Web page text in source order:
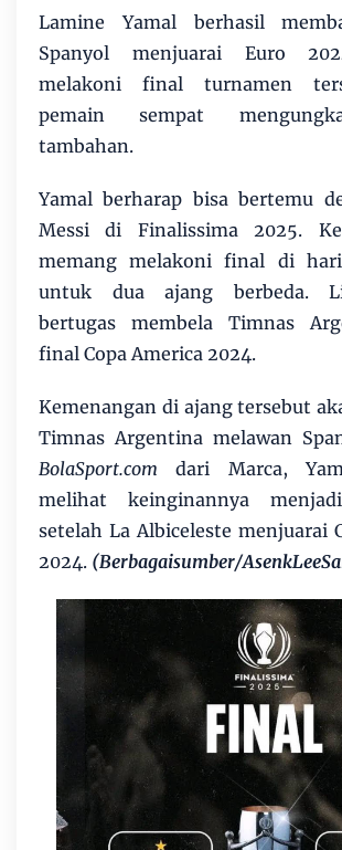
Lamine Yamal berhasil
Spanyol menjuarai Euro
melakoni final turnamen
pemain sempat
tambahan.
Yamal berharap bisa bertemu
Messi di Finalissima 2025.
memang melakoni final di
untuk dua ajang berbeda.
bertugas membela Timnas
final Copa America 2024.
Kemenangan di ajang tersebut
Timnas Argentina melawan
BolaSport.com dari Marca,
melihat keinginannya
setelah La Albiceleste menjuarai
2024. (Berbagaisumber/